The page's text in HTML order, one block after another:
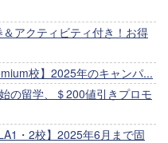
＆アクティビティ付き！お得
校】2025年のキャンパ...
の留学、＄200値引きプロモ
・2校】2025年6月まで固